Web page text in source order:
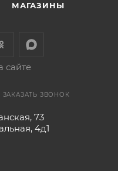
МАГАЗИНЫ
сайте
ЗАКАЗАТЬ ЗВОНОК
73
4д1